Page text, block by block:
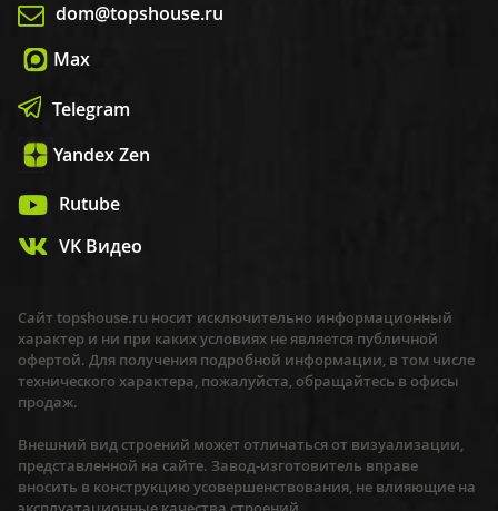
dom@topshouse.ru
Max
Telegram
Yandex Zen
Rutube
VK Видео
Сайт topshouse.ru носит исключительно информационный
характер и ни при каких условиях не является публичной
офертой. Для получения подробной информации, в том числе
технического характера, пожалуйста, обращайтесь в офисы
продаж.
Внешний вид строений может отличаться от визуализации,
представленной на сайте. Завод-изготовитель вправе
вносить в конструкцию усовершенствования, не влияющие на